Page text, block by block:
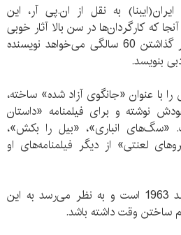
به نقل از ان.پی آر، این
که کارگردان‌ها در سن بالا آثار خوبی
خلق نمی‌کنند، او با پشت سر گذاشتن 60 سالگی می‌خواهد نویسنده
بنویسد.
را با عنوان «جانگوی آزاد شده» ساخته،
نوشته و برای فیلمنامه «داستان‌
«سگ‌های انباری»، «بیل را بکش»،
لعنتی» از دیگر فیلمنامه‌های او
این کارگردان سرشناس متولد 1963 است و به نظر می‌رسد به این